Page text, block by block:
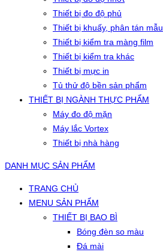
Thiết bị đo độ phủ
Thiết bị khuấy, phân tán mẫu
Thiết bị kiểm tra màng film
Thiết bị kiểm tra khác
Thiết bị mực in
Tủ thử độ bền sản phẩm
THIẾT BỊ NGÀNH THỰC PHẨM
Máy đo độ mặn
Máy lắc Vortex
Thiết bị nhà hàng
DANH MỤC SẢN PHẨM
TRANG CHỦ
MENU SẢN PHẨM
THIẾT BỊ BAO BÌ
Bóng đèn so màu
Đá mài